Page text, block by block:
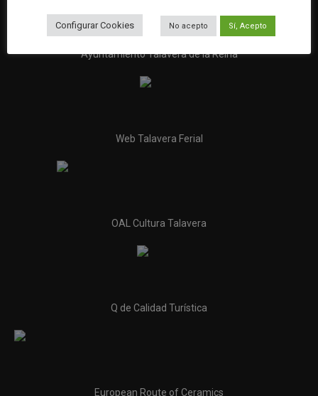
Ayuntamiento Talavera de la Reina
Web Talavera Ferial
OAL Cultura Talavera
Q de Calidad Turística
European Route of Ceramics
Configurar Cookies No acepto Sí, Acepto